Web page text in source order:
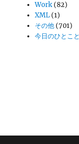
Work (82)
XML (1)
その他 (701)
今日のひとこと